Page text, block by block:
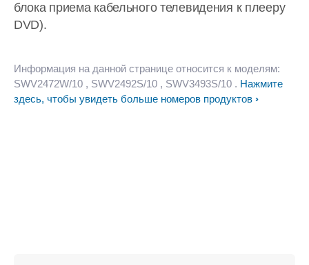
блока приема кабельного телевидения к плееру
DVD).
Информация на данной странице относится к моделям:
SWV2472W/10 , SWV2492S/10 , SWV3493S/10 . Нажмите
здесь, чтобы увидеть больше номеров продуктов